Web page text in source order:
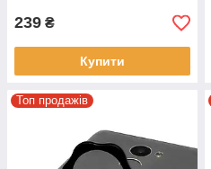
239 ₴
Купити
Топ продажів